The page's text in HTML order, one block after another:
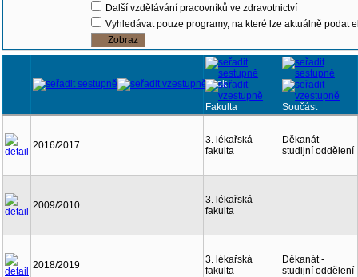
Další vzdělávání pracovníků ve zdravotnictví
Vyhledávat pouze programy, na které lze aktuálně podat
Rok
Fakulta Součást
2016/2017
3. lékařská
fakulta
Děkanát -
studijní oddělení
2009/2010
3. lékařská
fakulta
2018/2019
3. lékařská
fakulta
Děkanát -
studijní oddělení